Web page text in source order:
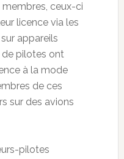
ceux-ci
licence via les
appareils
de pilotes ont
à la mode
de ces
sur des avions
pilotes